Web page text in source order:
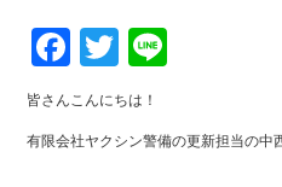
Fa
ce
bo
ok
T
wi
tte
皆さんこんにちは！
有限会社ヤクシン警備の更新担当の中